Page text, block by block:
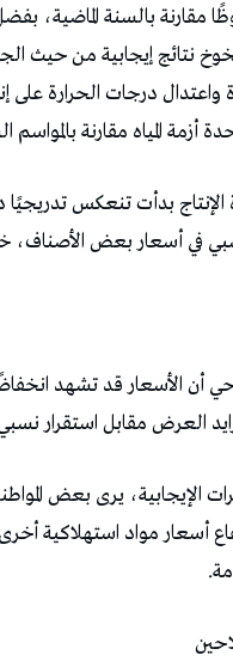
مقارنة بالسنة الماضية،
إيجابية من حيث
واعتدال درجات الحرارة
المياه مقارنة بالمواسم
الإنتاج بدأت تنعكس
في أسعار بعض الأصناف،
أن الأسعار قد تشهد
العرض مقابل استقرار
الإيجابية، يرى بعض
أسعار مواد استهلاكية